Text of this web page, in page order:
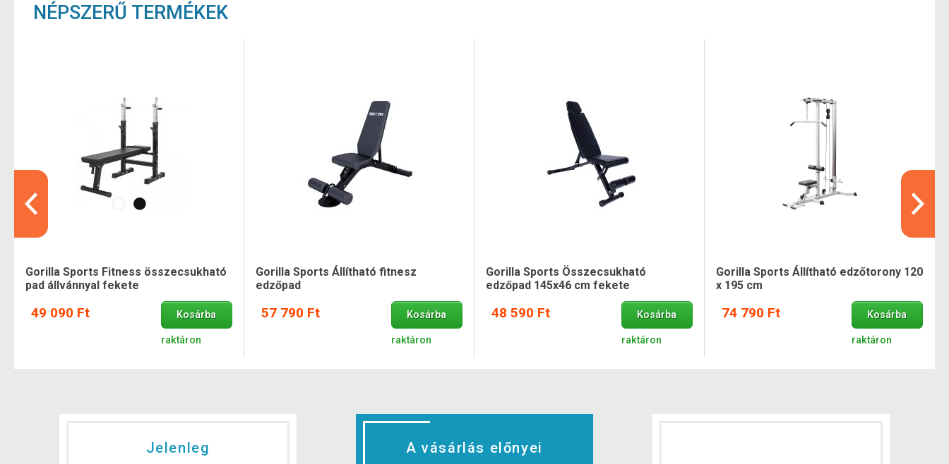
NÉPSZERŰ TERMÉKEK
Gorilla Sports Fitness összecsukható
pad állvánnyal fekete
49 090 Ft Kosárba
raktáron
Gorilla Sports Állítható fitnesz
edzőpad
57 790 Ft Kosárba
raktáron
Gorilla Sports Összecsukható
edzőpad 145x46 cm fekete
48 590 Ft Kosárba
raktáron
Gorilla Sports Állítható edzőtorony 120
x 195 cm
74 790 Ft Kosárba
raktáron
Jelenleg A vásárlás előnyei